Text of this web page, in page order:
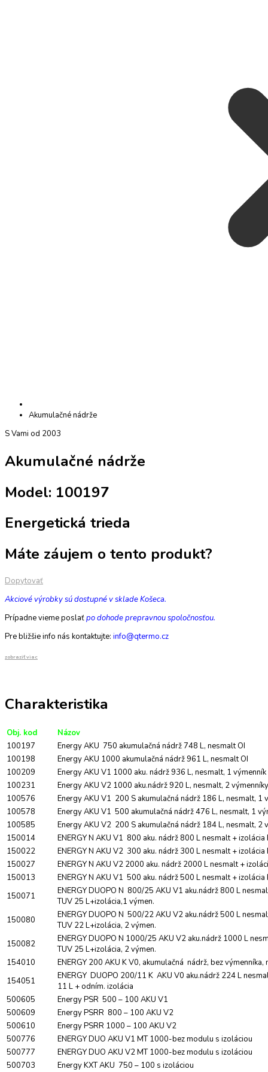
Akumulačné nádrže
S Vami od 2003
Akumulačné nádrže
Model: 100197
Energetická trieda
Máte záujem o tento produkt?
Dopytovať
Akciové výrobky sú dostupné v sklade Košeca.
Prípadne vieme poslaťpo dohode prepravnou spoločnosťou.
Pre bližšie info nás kontaktujte: info@qtermo.cz
zobraziť viac
Charakteristika
Obj. kod
Názov
100197
Energy AKU 750 akumulačná nádrž 748 L, nesmalt OI
100198
Energy AKU 1000 akumulačná nádrž 961 L, nesmalt OI
100209
Energy AKU V1 1000 aku. nádrž 936 L, nesmalt, 1 výmenník
100231
Energy AKU V2 1000 aku.nádrž 920 L, nesmalt, 2
100576
Energy AKU V1 200 S akumulačná nádrž 186 L, nesmalt, 1
100578
Energy AKU V1 500 akumulačná nádrž 476 L, nesmalt, 1
100585
Energy AKU V2 200 S akumulačná nádrž 184 L, nesmalt, 2
150014
ENERGY N AKU V1 800 aku. nádrž 800 L nesmalt +
150022
ENERGY N AKU V2 300 aku. nádrž 300 L nesmalt +
150027
ENERGY N AKU V2 2000 aku. nádrž 2000 L nesmalt +
150013
ENERGY N AKU V1 500 aku. nádrž 500 L nesmalt +
150071
ENERGY DUOPO N 800/25 AKU V1 aku.nádrž 800 L
TUV 25 L+izolácia,1 výmen.
150080
ENERGY DUOPO N 500/22 AKU V2 aku.nádrž 500 L
TUV 22 L+izolácia, 2 výmen.
150082
ENERGY DUOPO N 1000/25 AKU V2 aku.nádrž 1000 L
TUV 25 L+izolácia, 2 výmen.
154010
ENERGY 200 AKU K V0, akumulačná nádrž, bez výmenníka,
154051
ENERGY DUOPO 200/11 K AKU V0 aku.nádrž 224 L
11 L + odním. izolácia
500605
Energy PSR 500 – 100 AKU V1
500609
Energy PSRR 800 – 100 AKU V2
500610
Energy PSRR 1000 – 100 AKU V2
500776
ENERGY DUO AKU V1 MT 1000-bez modulu s izoláciou
500777
ENERGY DUO AKU V2 MT 1000-bez modulu s izoláciou
500703
Energy KXT AKU 750 – 100 s izoláciou